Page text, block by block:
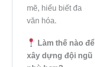
mẽ, hiểu biết đa
văn hóa.
Làm thế nào để
xây dựng đội ngũ